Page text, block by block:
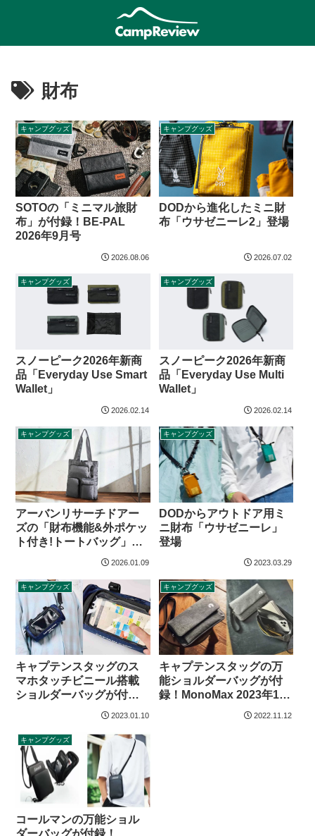
財布
キャンプグッズ
SOTOの「ミニマル旅財
布」が付録！BE-PAL
2026年9月号
2026.08.06
キャンプグッズ
DODから進化したミニ財
布「ウサゼニーレ2」登場
2026.07.02
キャンプグッズ
スノーピーク2026年新商
品「Everyday Use Smart
Wallet」
2026.02.14
キャンプグッズ
スノーピーク2026年新商
品「Everyday Use Multi
Wallet」
2026.02.14
キャンプグッズ
アーバンリサーチドアー
ズの「財布機能&外ポケッ
ト付き!トートバッグ」が
付録！MonoMax 2026年2
2026.01.09
キャンプグッズ
DODからアウトドア用ミ
ニ財布「ウサゼニーレ」
登場
2023.03.29
キャンプグッズ
キャプテンスタッグのス
マホタッチビニール搭載
ショルダーバッグが付
録！MonoMax 2023年3月
2023.01.10
キャンプグッズ
キャプテンスタッグの万
能ショルダーバッグが付
録！MonoMax 2023年1月
2022.11.12
キャンプグッズ
コールマンの万能ショル
ダーバッグが付録！